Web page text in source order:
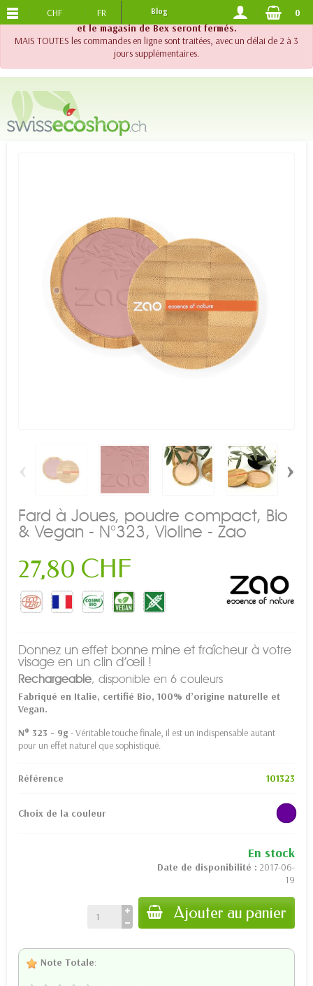
!! Important !! Jusqu'au 20 août 2026, le support téléphonique
et le magasin de Bex seront fermés.
MAIS TOUTES les commandes en ligne sont traitées, avec un délai de 2 à 3
jours supplémentaires.
PORTS OFFERTS DES 120.-
CHF FR Blog 0
‹ ›
Fard à Joues, poudre compact, Bio
& Vegan - N°323, Violine - Zao
27,80 CHF
Donnez un effet bonne mine et fraîcheur à votre
visage en un clin d’œil !
Rechargeable, disponible en 6 couleurs
Fabriqué en Italie, certifié Bio, 100% d’origine naturelle et
Vegan.
N° 323 - 9g - Véritable touche finale, il est un indispensable autant
pour un effet naturel que sophistiqué.
Référence 101323
Choix de la couleur
En stock
Date de disponibilité : 2017-06-
19
Ajouter au panier
Note Totale: